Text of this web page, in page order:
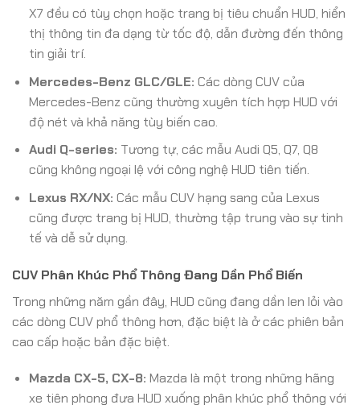
X7 đều có tùy chọn hoặc trang bị tiêu chuẩn HUD, hiển
thị thông tin đa dạng từ tốc độ, dẫn đường đến thông
tin giải trí.
Mercedes-Benz GLC/GLE: Các dòng CUV của
Mercedes-Benz cũng thường xuyên tích hợp HUD với
độ nét và khả năng tùy biến cao.
Audi Q-series: Tương tự, các mẫu Audi Q5, Q7, Q8
cũng không ngoại lệ với công nghệ HUD tiên tiến.
Lexus RX/NX: Các mẫu CUV hạng sang của Lexus
cũng được trang bị HUD, thường tập trung vào sự tinh
tế và dễ sử dụng.
CUV Phân Khúc Phổ Thông Đang Dần Phổ Biến
Trong những năm gần đây, HUD cũng đang dần len lỏi vào
các dòng CUV phổ thông hơn, đặc biệt là ở các phiên bản
cao cấp hoặc bản đặc biệt.
Mazda CX-5, CX-8: Mazda là một trong những hãng
xe tiên phong đưa HUD xuống phân khúc phổ thông với